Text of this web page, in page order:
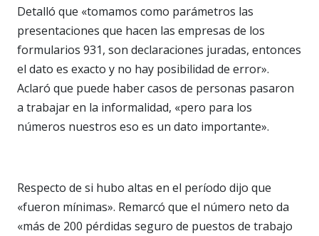
Detalló que «tomamos como parámetros las
presentaciones que hacen las empresas de los
formularios 931, son declaraciones juradas, entonces
el dato es exacto y no hay posibilidad de error».
Aclaró que puede haber casos de personas pasaron
a trabajar en la informalidad, «pero para los
números nuestros eso es un dato importante».
Respecto de si hubo altas en el período dijo que
«fueron mínimas». Remarcó que el número neto da
«más de 200 pérdidas seguro de puestos de trabajo